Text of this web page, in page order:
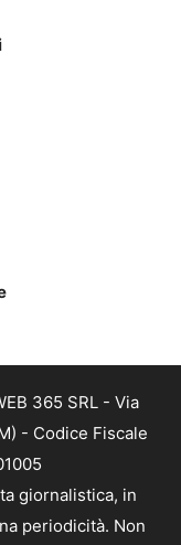
365 SRL - Via
- Codice Fiscale
giornalistica, in
periodicità. Non